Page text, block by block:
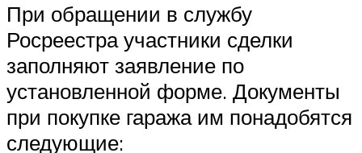
При обращении в службу
Росреестра участники сделки
заполняют заявление по
установленной форме. Документы
при покупке гаража им понадобятся
следующие: